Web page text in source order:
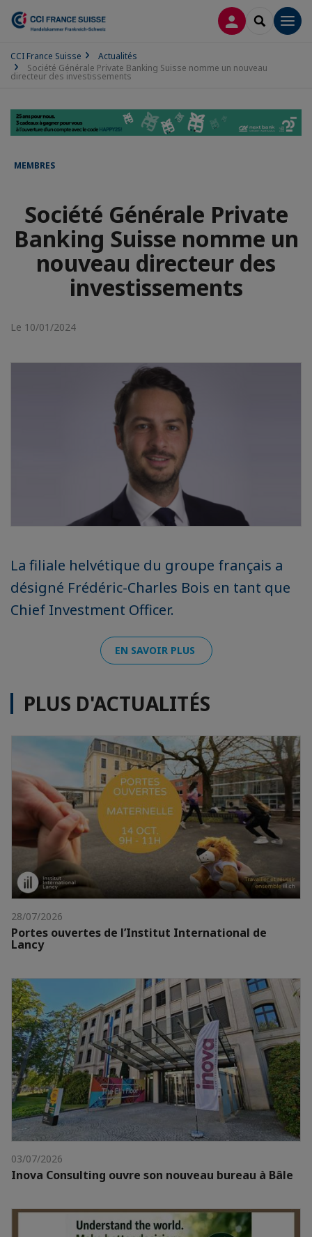
CONNEXION
CCI France Suisse
Actualités
Société Générale Private Banking Suisse nomme un nouveau
directeur des investissements
MEMBRES
Société Générale Private
Banking Suisse nomme un
nouveau directeur des
investissements
Le 10/01/2024
La filiale helvétique du groupe français a
désigné Frédéric-Charles Bois en tant que
Chief Investment Officer.
EN SAVOIR PLUS
PLUS D'ACTUALITÉS
28/07/2026
Portes ouvertes de l’Institut International de
Lancy
03/07/2026
Inova Consulting ouvre son nouveau bureau à Bâle